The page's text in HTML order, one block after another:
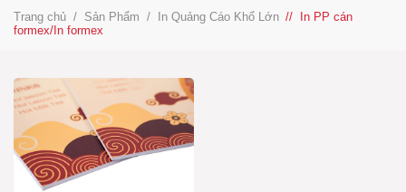
Trang chủ / Sản Phẩm / In Quảng Cáo Khổ Lớn / In PP cán
formex/In formex